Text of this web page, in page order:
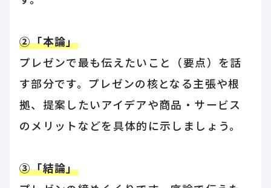
②「本論」
プレゼンで最も伝えたいこと（要点）を話
す部分です。プレゼンの核となる主張や根
拠、提案したいアイデアや商品・サービス
のメリットなどを具体的に示しましょう。
③「結論」